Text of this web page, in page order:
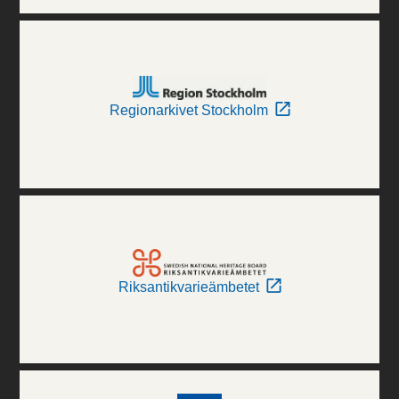
Regionarkivet Stockholm
Riksantikvarieämbetet